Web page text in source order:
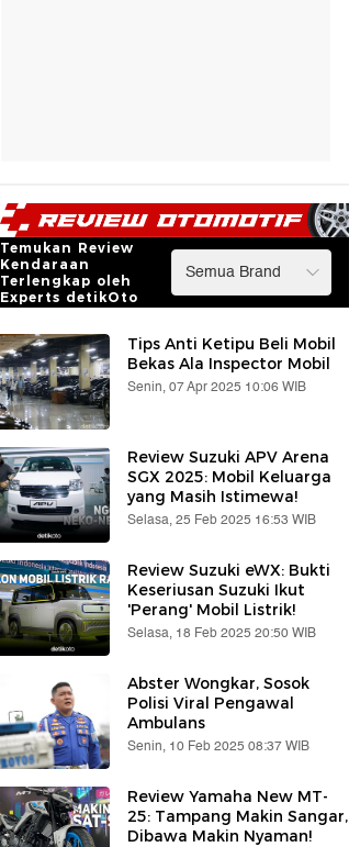
Temukan Review
Kendaraan
Terlengkap oleh
Experts detikOto
Tips Anti Ketipu Beli Mobil
Bekas Ala Inspector Mobil
Senin, 07 Apr 2025 10:06 WIB
Review Suzuki APV Arena
SGX 2025: Mobil Keluarga
yang Masih Istimewa!
Selasa, 25 Feb 2025 16:53 WIB
Review Suzuki eWX: Bukti
Keseriusan Suzuki Ikut
'Perang' Mobil Listrik!
Selasa, 18 Feb 2025 20:50 WIB
Abster Wongkar, Sosok
Polisi Viral Pengawal
Ambulans
Senin, 10 Feb 2025 08:37 WIB
Review Yamaha New MT-
25: Tampang Makin Sangar,
Dibawa Makin Nyaman!